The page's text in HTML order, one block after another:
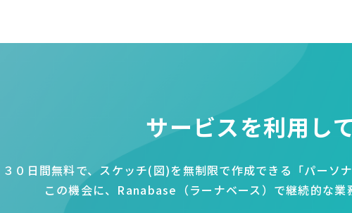
サービスを利用し
３０日間無料で、スケッチ(図)を無制限で作成できる 「パーソ
この機会に、Ranabase（ラーナベース）で継続的な業